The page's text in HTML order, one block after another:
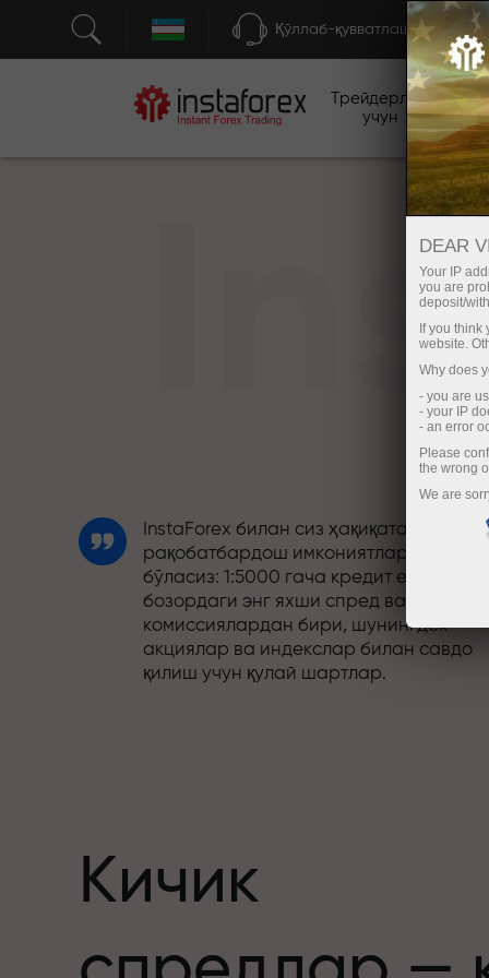
Қўллаб-қувватлаш
Трейдерлар
учун
InstaForex билан сиз ҳақиқатан
рақобатбардош имкониятларга эга
бўласиз: 1:5000 гача кредит елкаси,
бозордаги энг яхши спред ва
комиссиялардан бири, шунингдек
акциялар ва индекслар билан савдо
қилиш учун қулай шартлар.
Aleš Loprais савдо оламига интилиш ва
Кичик
DEAR
Your IP
you are
deposit/
If you
website.
Why does
- you are
- your IP
- an error
Please
the wrong
We are